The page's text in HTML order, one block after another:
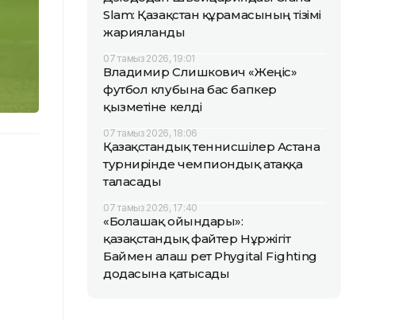
Slam: Қазақстан құрамасының тізімі
жарияланды
07 тамыз 2026, 19:01
Владимир Слишкович «Жеңіс»
футбол клубына бас бапкер
қызметіне келді
07 тамыз 2026, 18:06
Қазақстандық теннисшілер Астана
турнирінде чемпиондық атаққа
таласады
07 тамыз 2026, 17:40
«Болашақ ойындары»:
қазақстандық файтер Нұржігіт
Баймен алғаш рет Phygital Fighting
додасына қатысады